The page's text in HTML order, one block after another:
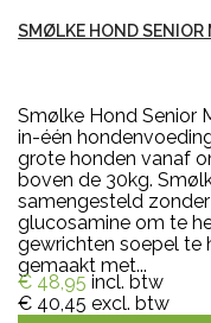
SMØLKE HOND SENIOR
Smølke Hond Senior
in-één
grote honden vanaf
boven de 30kg.
samengesteld
glucosamine om te
gewrichten soepel te
gemaakt met...
€ 48,95 incl. btw
€ 40,45 excl. btw